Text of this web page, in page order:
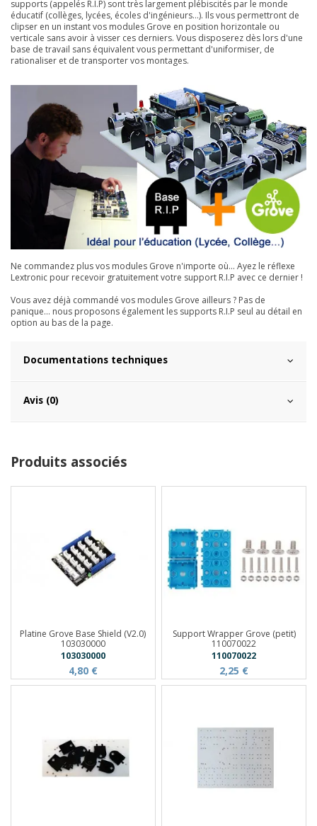
supports (appelés R.I.P) sont très largement plébiscités par le monde
éducatif (collèges, lycées, écoles d'ingénieurs...). Ils vous permettront de
clipser en un instant vos modules Grove en position horizontale ou
verticale sans avoir à visser ces derniers. Vous disposerez dès lors d'une
base de travail sans équivalent vous permettant d'uniformiser, de
rationaliser et de transporter vos montages.
Ne commandez plus vos modules Grove n'importe où... Ayez le réflexe
Lextronic pour recevoir gratuitement votre support R.I.P avec ce dernier !
Vous avez déjà commandé vos modules Grove ailleurs ? Pas de
panique... nous proposons également les supports R.I.P seul au détail en
option au bas de la page.
Documentations techniques
Avis (0)
Produits associés
Platine Grove Base Shield (V2.0)
103030000
103030000
4,80 €
Support Wrapper Grove (petit)
110070022
110070022
2,25 €